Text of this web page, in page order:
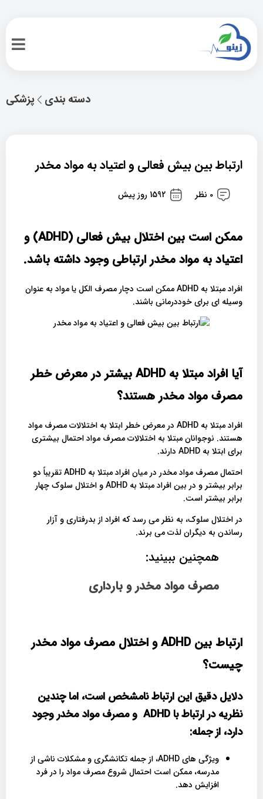
پزشکی دسته بندی
ارتباط بین بیش فعالی و اعتیاد به مواد مخدر
0 نظر 1592 روز پیش
ممکن است بین اختلال بیش فعالی (ADHD) و
اعتیاد به مواد مخدر ارتباطی وجود داشته باشد.
افراد مبتلا به ADHD ممکن است دچار مصرف الکل یا مواد به عنوان
وسیله ای برای خوددرمانی باشند.
آیا افراد مبتلا بهADHD
بیشتر در معرض خطر
مصرف مواد مخدر هستند؟
افراد مبتلا به ADHD در معرض خطر ابتلا به اختلالات مصرف مواد
هستند. نوجوانان مبتلا به اختلالات مصرف مواد احتمال بیشتری
برای ابتلا به ADHD دارند.
احتمال مصرف مواد مخدر در میان افراد مبتلا به ADHD تقریباً دو
برابر بیشتر و در بین افراد مبتلا به ADHD و اختلال سلوک چهار
برابر بیشتر است.
در اختلال سلوک، به نظر می رسد که افراد از بدرفتاری و آزار
رساندن به دیگران لذت می برند.
همچنین ببینید:
مصرف مواد مخدر و بارداری
ارتباط بینADHD
و اختلال مصرف مواد مخدر
چیست؟
دلایل دقیق این ارتباط نامشخص است، اما چندین
نظریه در ارتباط با ADHD و مصرف مواد مخدر وجود
دارد، از جمله:
ویژگی های ADHD، از جمله تکانشگری و مشکلات ناشی از
مدرسه، ممکن است احتمال شروع مصرف مواد را در فرد
افزایش دهد.